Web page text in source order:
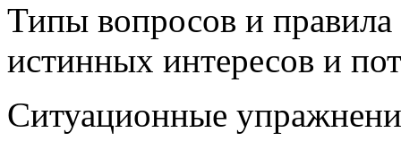
Типы вопросов и
истинных интересов и
Ситуационные